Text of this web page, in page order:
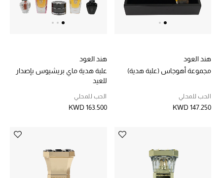
هند العود
مجموعة أهوجاس (علبة هدية)
الحب للمحلي
KWD 147.250
هند العود
علبة هدية ماي بريشيوس بإصدار
للعيد
الحب للمحلي
KWD 163.500